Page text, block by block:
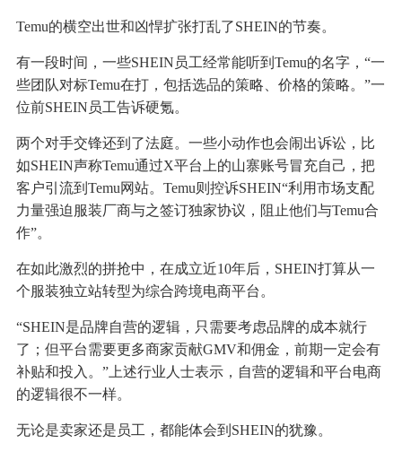
Temu的横空出世和凶悍扩张打乱了SHEIN的节奏。
有一段时间，一些SHEIN员工经常能听到Temu的名字，“一
些团队对标Temu在打，包括选品的策略、价格的策略。”一
位前SHEIN员工告诉硬氪。
两个对手交锋还到了法庭。一些小动作也会闹出诉讼，比
如SHEIN声称Temu通过X平台上的山寨账号冒充自己，把
客户引流到Temu网站。Temu则控诉SHEIN“利用市场支配
力量强迫服装厂商与之签订独家协议，阻止他们与Temu合
作”。
在如此激烈的拼抢中，在成立近10年后，SHEIN打算从一
个服装独立站转型为综合跨境电商平台。
“SHEIN是品牌自营的逻辑，只需要考虑品牌的成本就行
了；但平台需要更多商家贡献GMV和佣金，前期一定会有
补贴和投入。”上述行业人士表示，自营的逻辑和平台电商
的逻辑很不一样。
无论是卖家还是员工，都能体会到SHEIN的犹豫。